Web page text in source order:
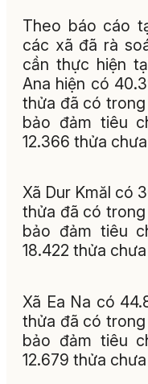
Theo báo cáo
các xã đã rà
cần thực hiện
Ana hiện có
thửa đã có trong
bảo đảm tiêu
12.366 thửa
Xã Dur Kmăl có
thửa đã có
bảo đảm tiêu
18.422 thửa
Xã Ea Na có
thửa đã có
bảo đảm tiêu
12.679 thửa